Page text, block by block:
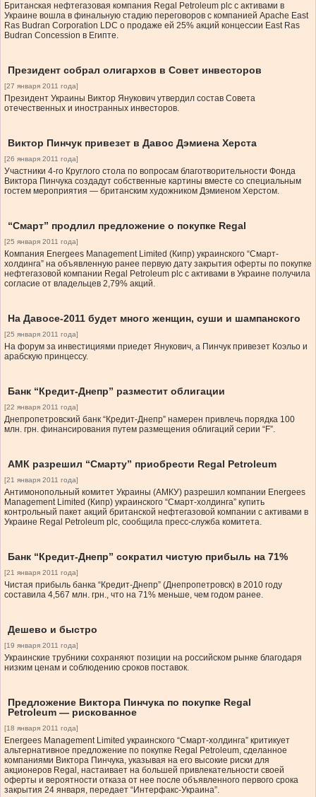
Британская нефтегазовая компания Regal Petroleum plc с активами в
Украине вошла в финальную стадию переговоров с компанией Apache East
Ras Budran Corporation LDC о продаже ей 25% акций концессии East Ras
Budran Concession в Египте.
Президент собрал олигархов в Совет инвесторов
[27 января 2011 года]
Президент Украины Виктор Янукович утвердил состав Совета
отечественных и иностранных инвесторов.
Виктор Пинчук привезет в Давос Дэмиена Херста
[26 января 2011 года]
Участники 4-го Круглого стола по вопросам благотворительности Фонда
Виктора Пинчука создадут собственные картины вместе со специальным
гостем мероприятия — британским художником Дэмиеном Херстом.
“Смарт” продлил предложение о покупке Regal
[25 января 2011 года]
Компания Energees Management Limited (Кипр) украинского “Смарт-
холдинга” на объявленную ранее первую дату закрытия оферты по покупке
нефтегазовой компании Regal Petroleum plc с активами в Украине получила
согласие от владельцев 2,79% акций.
На Давосе-2011 будет много женщин, суши и шампанского
[25 января 2011 года]
На форум за инвестициями приедет Янукович, а Пинчук привезет Коэльо и
арабскую принцессу.
Банк “Кредит-Днепр” разместит облигации
[22 января 2011 года]
Днепропетровский банк “Кредит-Днепр” намерен привлечь порядка 100
млн. грн. финансирования путем размещения облигаций серии “F”.
АМК разрешил “Смарту” приобрести Regal Petroleum
[21 января 2011 года]
Антимонопольный комитет Украины (АМКУ) разрешил компании Energees
Management Limited (Кипр) украинского “Смарт-холдинга” купить
контрольный пакет акций британской нефтегазовой компании с активами в
Украине Regal Petroleum plc, сообщила пресс-служба комитета.
Банк “Кредит-Днепр” сократил чистую прибыль на 71%
[21 января 2011 года]
Чистая прибыль банка “Кредит-Днепр” (Днепропетровск) в 2010 году
составила 4,567 млн. грн., что на 71% меньше, чем годом ранее.
Дешево и быстро
[19 января 2011 года]
Украинские трубники сохраняют позиции на российском рынке благодаря
низким ценам и соблюдению сроков поставок.
Предложение Виктора Пинчука по покупке Regal
Petroleum — рискованное
[18 января 2011 года]
Energees Management Limited украинского “Смарт-холдинга” критикует
альтернативное предложение по покупке Regal Petroleum, сделанное
компаниями Виктора Пинчука, указывая на его высокие риски для
акционеров Regal, настаивает на большей привлекательности своей
оферты и вероятности отказа от нее после объявленного первого срока
закрытия 24 января, передает “Интерфакс-Украина”.